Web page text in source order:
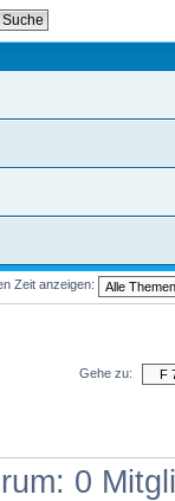
Zeit anzeigen:
Gehe zu:
0